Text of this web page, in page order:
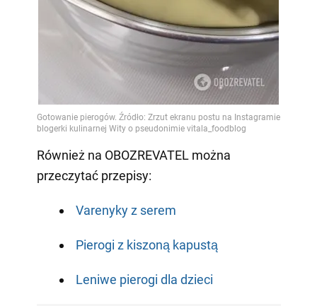
Również na OBOZREVATEL można
przeczytać przepisy:
Varenyky z serem
Pierogi z kiszoną kapustą
Leniwe pierogi dla dzieci